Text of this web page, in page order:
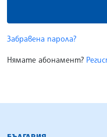
Забравена парола?
Нямате абонамент?
БЪЛГАРСКА